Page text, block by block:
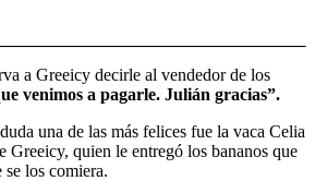
a Greeicy decirle al vendedor de los
venimos a pagarle. Julián gracias”.
una de las más felices fue la vaca Celia
Greeicy, quien le entregó los bananos que
se los comiera.